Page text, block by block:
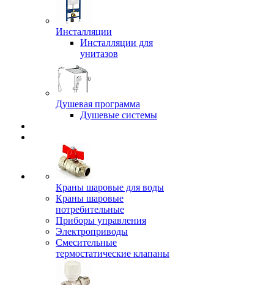
Инсталляции
Инсталляции для
унитазов
Душевая программа
Душевые системы
Краны шаровые для воды
Краны шаровые
потребительные
Приборы управления
Электроприводы
Смесительные
термостатические клапаны